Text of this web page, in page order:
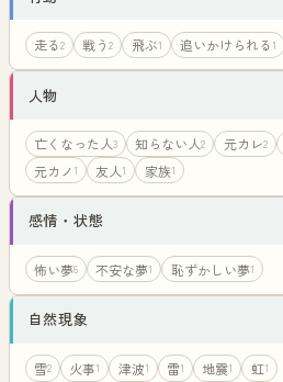
走る2 戦う2 飛ぶ1 追いかけられる1
人物
亡くなった人3 知らない人2 元カレ2
元カノ1 友人1 家族1
感情・状態
怖い夢6 不安な夢1 恥ずかしい夢1
自然現象
雪2 火事1 津波1 雷1 地震1 虹1